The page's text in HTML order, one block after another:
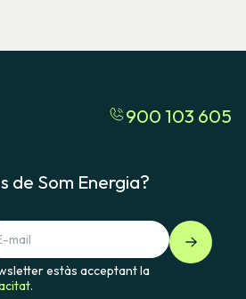
900 103 605
de Som Energia?
estàs acceptant la